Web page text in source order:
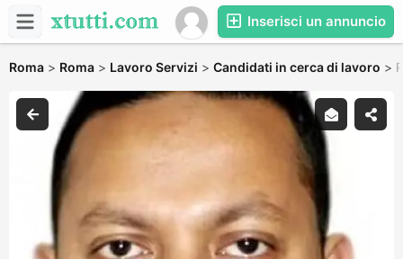
Inserisci un annuncio
Roma > Roma > Lavoro Servizi > Candidati in cerca di lavoro >